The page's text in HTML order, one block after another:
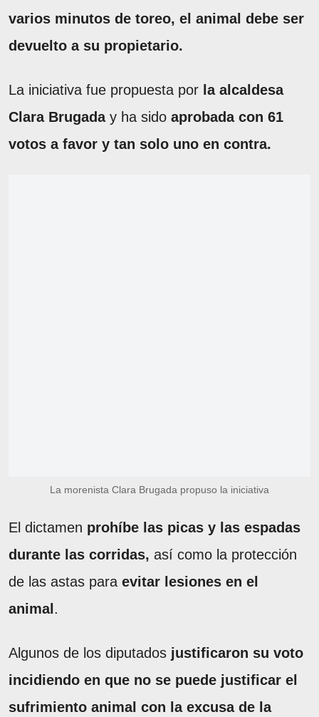
varios minutos de toreo, el animal debe ser
devuelto a su propietario.
La iniciativa fue propuesta por la alcaldesa
Clara Brugada y ha sido aprobada con 61
votos a favor y tan solo uno en contra.
La morenista Clara Brugada propuso la iniciativa
El dictamen prohíbe las picas y las espadas
durante las corridas, así como la protección
de las astas para evitar lesiones en el
animal .
Algunos de los diputados justificaron su voto
incidiendo en que no se puede justificar el
sufrimiento animal con la excusa de la